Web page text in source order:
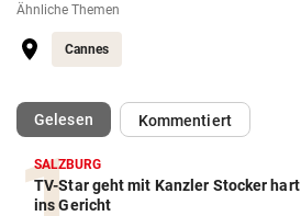
Ähnliche Themen
Cannes
Gelesen(ausgewählt)Kommentiert
SALZBURG
TV-Star geht mit Kanzler Stocker hart
ins Gericht